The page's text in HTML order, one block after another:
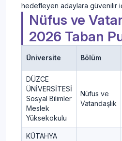
hedefleyen adaylara güvenilir
Nüfus ve
2026 Taban
Üniversite Bölüm
DÜZCE
ÜNİVERSİTESİ
Sosyal Bilimler
Meslek
Yüksekokulu
Nüfus ve
Vatandaşlık
KÜTAHYA